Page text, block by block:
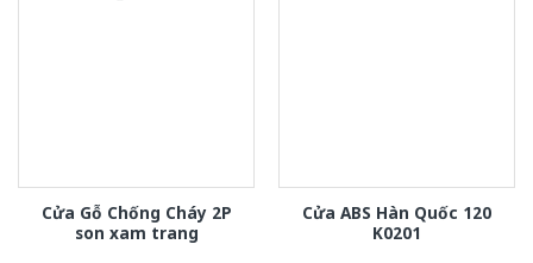
Cửa Gỗ Chống Cháy 2P
son xam trang
Cửa ABS Hàn Quốc 120
K0201